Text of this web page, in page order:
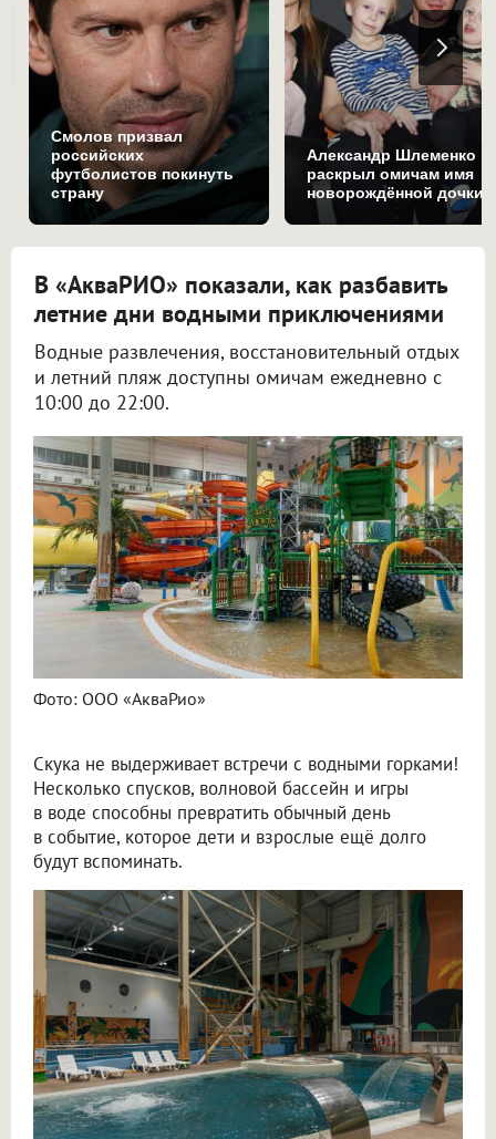
Смолов призвал
российских
футболистов покинуть
страну
Александр Шлеменко
раскрыл омичам имя
новорождённой дочки
В «АкваРИО» показали, как разбавить
летние дни водными приключениями
Водные развлечения, восстановительный отдых
и летний пляж доступны омичам ежедневно с
10:00 до 22:00.
Фото: ООО «АкваРио»
Скука не выдерживает встречи с водными горками!
Несколько спусков, волновой бассейн и игры
в воде способны превратить обычный день
в событие, которое дети и взрослые ещё долго
будут вспоминать.